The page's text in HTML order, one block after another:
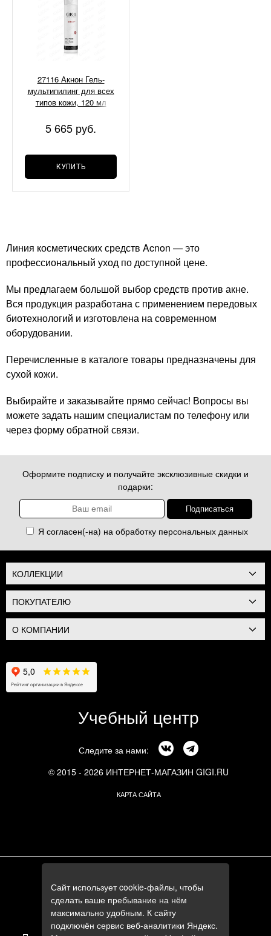
27116 Акнон Гель-
мультипилинг для всех
типов кожи, 120 мл
5 665 руб.
КУПИТЬ
Линия косметических средств Acnon — это
профессиональный уход по доступной цене.
Мы предлагаем большой выбор средств против акне.
Вся продукция разработана с применением передовых
биотехнологий и изготовлена на современном
оборудовании.
Перечисленные в каталоге товары предназначены для
сухой кожи.
Выбирайте и заказывайте прямо сейчас! Вопросы вы
можете задать нашим специалистам по телефону или
через форму обратной связи.
Оформите подписку и получайте эксклюзивные скидки и
подарки:
Я согласен(-на) на обработку персональных данных
КОЛЛЕКЦИИ
ПОКУПАТЕЛЮ
О КОМПАНИИ
Учебный центр
Следите за нами:
© 2015 - 2026 ИНТЕРНЕТ-МАГАЗИН GIGI.RU
КАРТА САЙТА
+7 (495) 644-84-05
+7 (985) 644-84-05
e-mail:
zakaz@gigi.ru
Сайт использует cookie-файлы, чтобы
сделать ваше пребывание на нём
максимально удобным. К сайту
подключён сервис веб-аналитики Яндекс.